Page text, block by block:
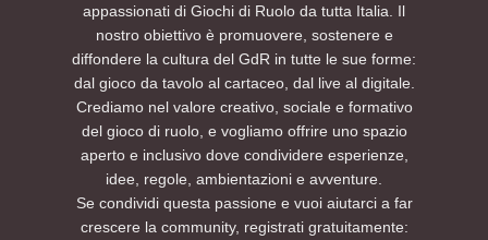
appassionati di Giochi di Ruolo da tutta Italia. Il
nostro obiettivo è promuovere, sostenere e
diffondere la cultura del GdR in tutte le sue forme:
dal gioco da tavolo al cartaceo, dal live al digitale.
Crediamo nel valore creativo, sociale e formativo
del gioco di ruolo, e vogliamo offrire uno spazio
aperto e inclusivo dove condividere esperienze,
idee, regole, ambientazioni e avventure.
Se condividi questa passione e vuoi aiutarci a far
crescere la community, registrati gratuitamente: